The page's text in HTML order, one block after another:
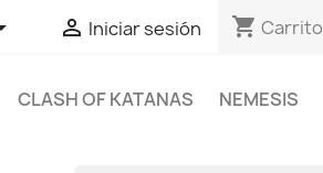
 Iniciar sesión shopping_cart Carrito
CLASH OF KATANAS
NEMESIS